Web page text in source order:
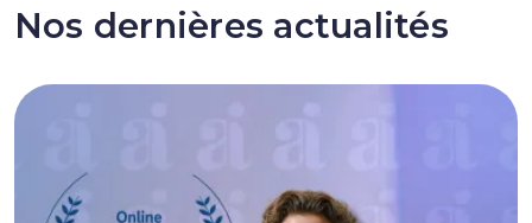
Nos dernières actualités